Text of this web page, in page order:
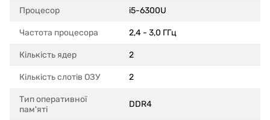
Процесор i5-6300U
Частота процесора 2,4 - 3,0 ГГц
Кількість ядер 2
Кількість слотів ОЗУ 2
Тип оперативної
пам'яті
DDR4